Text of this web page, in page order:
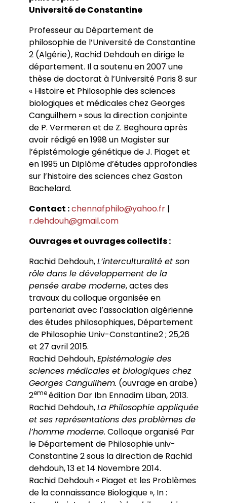
Directions de thèse
foucaldiennes
Jeune recherche
Projets scientifiques adossés à des
programmes
Doctorants
Anciens diplômés
Conférences
Doctorants et postdoctorants visitants
Soutenances de thèses de doctorat
Soutenances de thèses HDR
Interventions extérieures
Autres événements
Appels à contributions
Ouvrages
Dossiers et numéros de revues
RevueCahiers critiques de philosophie
Revues et collections
Thèses
Actes audiovisuels
Votre Espace
Calendrier d’accueil
Calendrier de la vie scientifique du LLCP
Admission et inscription
Accès à distance (e-P8 | ADUM)
Guide WikiP8
Guide du doctorat
Bibliothèques universitaires
Université de Constantine
Professeur au Département de
philosophie de l’Université de Constantine
2 (Algérie), Rachid Dehdouh en dirige le
département. Il a soutenu en 2007 une
thèse de doctorat à l’Université Paris 8 sur
« Histoire et Philosophie des sciences
biologiques et médicales chez Georges
Canguilhem » sous la direction conjointe
de P. Vermeren et de Z. Beghoura après
avoir rédigé en 1998 un Magister sur
l’épistémologie génétique de J. Piaget et
en 1995 un Diplôme d’études approfondies
sur l’histoire des sciences chez Gaston
Bachelard.
Contact :chennafphilo@yahoo.fr|
r.dehdouh@gmail.com
Ouvrages et ouvrages collectifs :
Rachid Dehdouh,L’interculturalité et son
rôle dans le développement de la
pensée arabe moderne, actes des
travaux du colloque organisée en
partenariat avec l’association algérienne
des études philosophiques, Département
de Philosophie Univ-Constantine2 ; 25,26
et 27 avril 2015.
Rachid Dehdouh,Epistémologie des
sciences médicales et biologiques chez
Georges Canguilhem. (ouvrage en arabe)
2emeédition Dar Ibn Ennadim Liban, 2013.
Rachid Dehdouh,La Philosophie appliquée
et ses représentations des problèmes de
l’homme moderne. Colloque organisé Par
le Département de Philosophie univ-
Constantine 2 sous la direction de Rachid
dehdouh, 13 et 14 Novembre 2014.
Rachid Dehdouh « Piaget et les Problèmes
de la connaissance Biologique », In :